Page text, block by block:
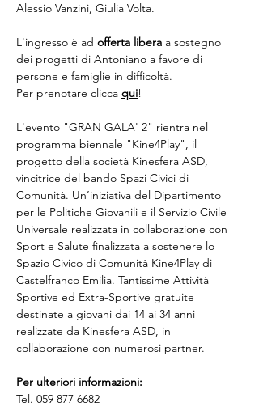
Alessio Vanzini, Giulia Volta.
L'ingresso è ad offerta libera a sostegno
dei progetti di Antoniano a favore di
persone e famiglie in difficoltà.
Per prenotare clicca qui!
L'evento "GRAN GALA' 2" rientra nel
programma biennale "Kine4Play", il
progetto della società Kinesfera ASD,
vincitrice del bando Spazi Civici di
Comunità. Un’iniziativa del Dipartimento
per le Politiche Giovanili e il Servizio Civile
Universale realizzata in collaborazione con
Sport e Salute finalizzata a sostenere lo
Spazio Civico di Comunità Kine4Play di
Castelfranco Emilia. Tantissime Attività
Sportive ed Extra-Sportive gratuite
destinate a giovani dai 14 ai 34 anni
realizzate da Kinesfera ASD, in
collaborazione con numerosi partner.
Per ulteriori informazioni:
Tel. 059 877 6682